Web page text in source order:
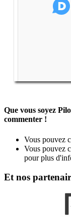
Que vous soyez
commenter !
Vous pouvez
Vous pouvez
pour plus
Et nos